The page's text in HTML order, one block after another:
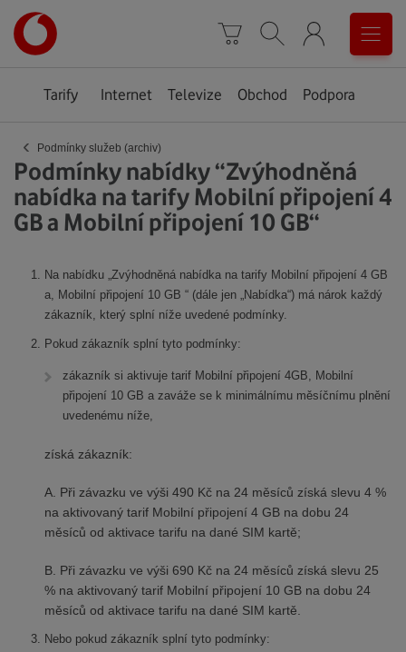
stránka
Košík
Vyhledávání
Menu
Tarify Internet Televize Obchod Podpora
‹ Podmínky služeb (archiv)
Podmínky nabídky “Zvýhodněná
nabídka na tarify Mobilní připojení 4
GB a Mobilní připojení 10 GB“
Na nabídku „Zvýhodněná nabídka na tarify Mobilní připojení 4 GB
a, Mobilní připojení 10 GB “ (dále jen „Nabídka“) má nárok každý
zákazník, který splní níže uvedené podmínky.
Pokud zákazník splní tyto podmínky:
zákazník si aktivuje tarif Mobilní připojení 4GB, Mobilní
připojení 10 GB a zaváže se k minimálnímu měsíčnímu plnění
uvedenému níže,
získá zákazník:
A. Při závazku ve výši 490 Kč na 24 měsíců získá slevu 4 %
na aktivovaný tarif Mobilní připojení 4 GB na dobu 24
měsíců od aktivace tarifu na dané SIM kartě;
B. Při závazku ve výši 690 Kč na 24 měsíců získá slevu 25
% na aktivovaný tarif Mobilní připojení 10 GB na dobu 24
měsíců od aktivace tarifu na dané SIM kartě.
Nebo pokud zákazník splní tyto podmínky: